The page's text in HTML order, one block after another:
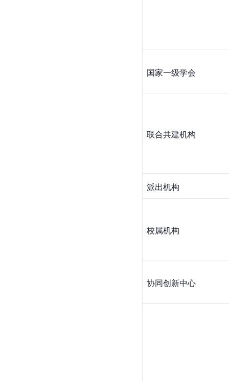
国家一级学会
联合共建机构
派出机构
校属机构
协同创新中心